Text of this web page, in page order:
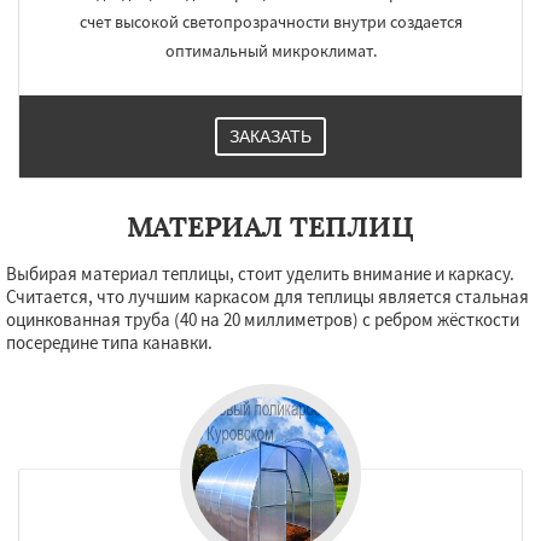
счет высокой светопрозрачности внутри создается
оптимальный микроклимат.
ЗАКАЗАТЬ
МАТЕРИАЛ ТЕПЛИЦ
Выбирая материал теплицы, стоит уделить внимание и каркасу.
Считается, что лучшим каркасом для теплицы является стальная
оцинкованная труба (40 на 20 миллиметров) с ребром жёсткости
посередине типа канавки.